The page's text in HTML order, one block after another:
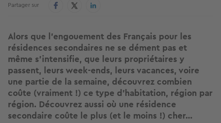
Partager sur
Alors que l’engouement des Français pour les
résidences secondaires ne se dément pas et
même s’intensifie, que leurs propriétaires y
passent, leurs week-ends, leurs vacances, voire
une partie de la semaine, découvrez combien
coûte (vraiment !) ce type d’habitation, région par
région. Découvrez aussi où une résidence
secondaire coûte le plus (et le moins !) cher…